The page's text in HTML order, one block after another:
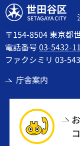
世田谷区
〒154-8504 東京都
電話番号03-5432-
ファクシミリ 03-
庁舎案内